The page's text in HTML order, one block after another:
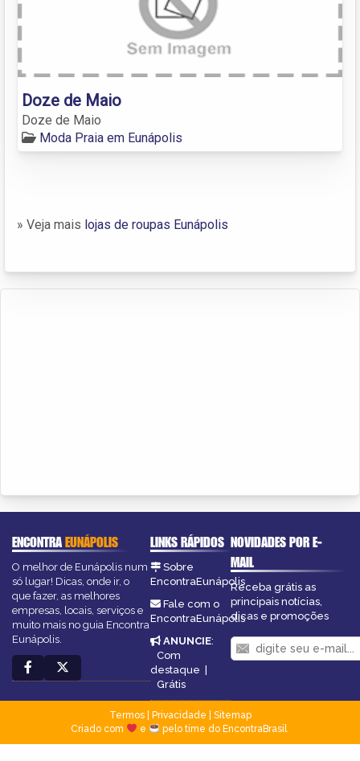
Doze de Maio
Doze de Maio
Moda Praia em Eunápolis
» Veja mais lojas de roupas Eunápolis
ENCONTRAEUNÁPOLIS
O melhor de Eunápolis num
só lugar! Dicas, onde ir, o
que fazer, as melhores
empresas, locais, serviços e
muito mais no guia Encontra
Eunápolis.
LINKS RÁPIDOS
Sobre
EncontraEunápolis
Fale com o
EncontraEunápolis
ANUNCIE:
Com
destaque |
Grátis
NOVIDADES POR E-
MAIL
Receba grátis as
principais notícias,
dicas e promoções
Termos| Privacidade
Sitemap
Criado com
e pelo time do EncontraBrasil